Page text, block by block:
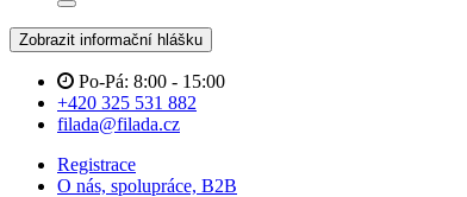
Zobrazit informační hlášku
Po-Pá: 8:00 - 15:00
+420 325 531 882
filada@filada.cz
Registrace
O nás, spolupráce, B2B